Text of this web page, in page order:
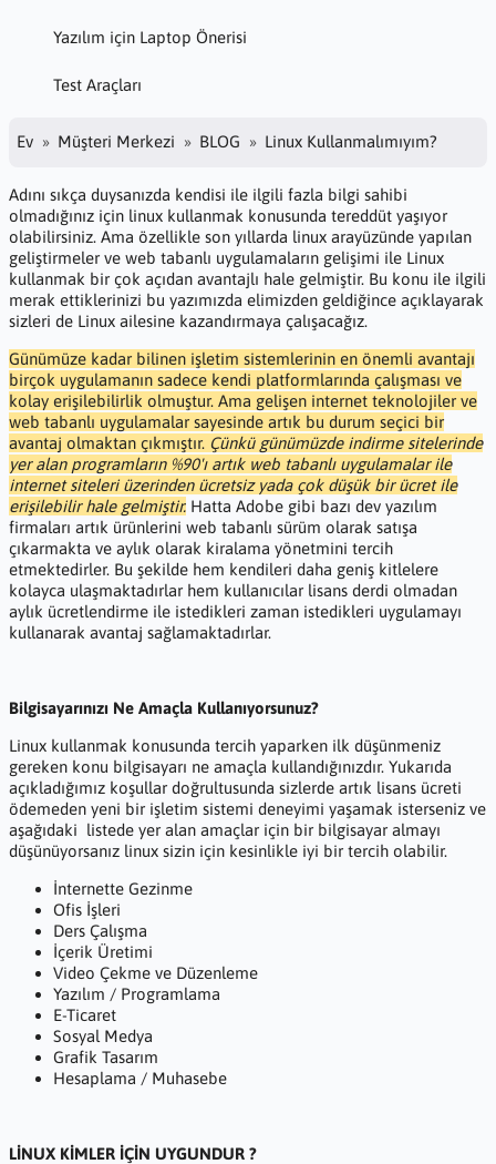
Yazılım için Laptop Önerisi
Test Araçları
Ev Müşteri Merkezi BLOG Linux Kullanmalımıyım?
Adını sıkça duysanızda kendisi ile ilgili fazla bilgi sahibi
olmadığınız için linux kullanmak konusunda tereddüt yaşıyor
olabilirsiniz. Ama özellikle son yıllarda linux arayüzünde yapılan
geliştirmeler ve web tabanlı uygulamaların gelişimi ile Linux
kullanmak bir çok açıdan avantajlı hale gelmiştir. Bu konu ile ilgili
merak ettiklerinizi bu yazımızda elimizden geldiğince açıklayarak
sizleri de Linux ailesine kazandırmaya çalışacağız.
Günümüze kadar bilinen işletim sistemlerinin en önemli avantajı
birçok uygulamanın sadece kendi platformlarında çalışması ve
kolay erişilebilirlik olmuştur. Ama gelişen internet teknolojiler ve
web tabanlı uygulamalar sayesinde artık bu durum seçici bir
avantaj olmaktan çıkmıştır. Çünkü günümüzde indirme sitelerinde
yer alan programların %90'ı artık web tabanlı uygulamalar ile
internet siteleri üzerinden ücretsiz yada çok düşük bir ücret ile
erişilebilir hale gelmiştir.Hatta Adobe gibi bazı dev yazılım
firmaları artık ürünlerini web tabanlı sürüm olarak satışa
çıkarmakta ve aylık olarak kiralama yönetmini tercih
etmektedirler. Bu şekilde hem kendileri daha geniş kitlelere
kolayca ulaşmaktadırlar hem kullanıcılar lisans derdi olmadan
aylık ücretlendirme ile istedikleri zaman istedikleri uygulamayı
kullanarak avantaj sağlamaktadırlar.
Bilgisayarınızı Ne Amaçla Kullanıyorsunuz?
Linux kullanmak konusunda tercih yaparken ilk düşünmeniz
gereken konu bilgisayarı ne amaçla kullandığınızdır. Yukarıda
açıkladığımız koşullar doğrultusunda sizlerde artık lisans ücreti
ödemeden yeni bir işletim sistemi deneyimi yaşamak isterseniz ve
aşağıdaki listede yer alan amaçlar için bir bilgisayar almayı
düşünüyorsanız linux sizin için kesinlikle iyi bir tercih olabilir.
İnternette Gezinme
Ofis İşleri
Ders Çalışma
İçerik Üretimi
Video Çekme ve Düzenleme
Yazılım / Programlama
E-Ticaret
Sosyal Medya
Grafik Tasarım
Hesaplama / Muhasebe
LİNUX KİMLER İÇİN UYGUNDUR ?